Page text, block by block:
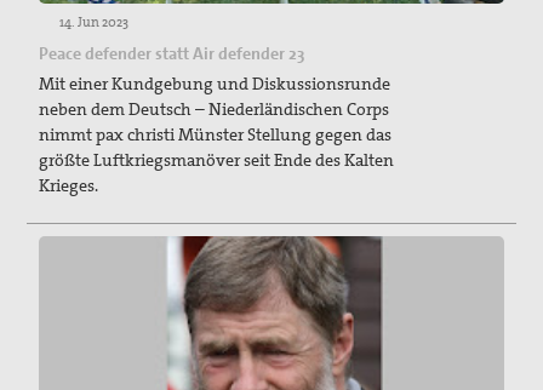
14. Jun 2023
Peace defender statt Air defender 23
Mit einer Kundgebung und Diskussionsrunde
neben dem Deutsch – Niederländischen Corps
nimmt pax christi Münster Stellung gegen das
größte Luftkriegsmanöver seit Ende des Kalten
Krieges.